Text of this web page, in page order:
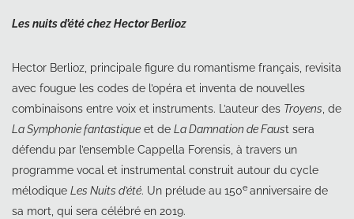
Les nuits d’été chez Hector Berlioz
Hector Berlioz, principale figure du romantisme français, revisita
avec fougue les codes de l’opéra et inventa de nouvelles
combinaisons entre voix et instruments. L’auteur des Troyens , de
La Symphonie fantastique et de La Damnation de Faust sera
défendu par l’ensemble Cappella Forensis, à travers un
programme vocal et instrumental construit autour du cycle
mélodique Les Nuits d’été. Un prélude au 150e anniversaire de
sa mort, qui sera célébré en 2019.